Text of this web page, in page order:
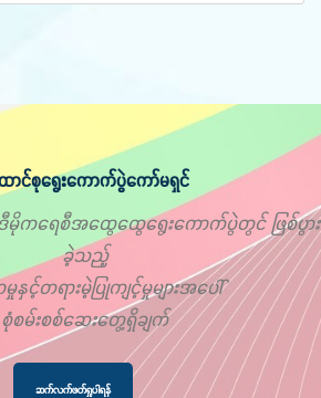
ာင်စုရွေးကောက်ပွဲကော်မရှင်
ဒီမိုကရေစီအထွေထွေရွေးကောက်ပွဲတွင် ဖြစ်ပွား
ခဲ့သည့်
နှင့်တရားမဲ့ပြုကျင့်မှုများအပေါ်
စုံစမ်းစစ်ဆေးတွေ့ရှိချက်
ဆက်လက်ဖတ်ရှုပါရန်